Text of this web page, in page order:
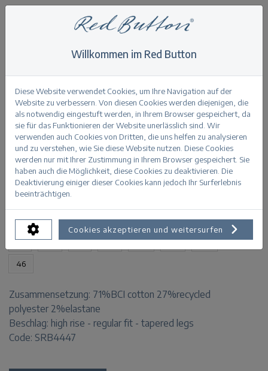
Relax midstone used
Zurück
Relax midstone used
PRODUKTINFORMATION
VERFÜGBARE GRÖSSEN:
32 34 36 38 40 42 44
46
Zusammensetzung: 71%BCI cotton 27%recycled
polyester 2%elastane
Beschlag: high rise - regular fit - tapered legs
Code: SRB4447
Willkommen im Red Button
Diese Website verwendet Cookies, um Ihre Navigation auf der
Website zu verbessern. Von diesen Cookies werden diejenigen, die
als notwendig eingestuft werden, in Ihrem Browser gespeichert, da
sie für das Funktionieren der Website unerlässlich sind. Wir
verwenden auch Cookies von Dritten, die uns helfen zu analysieren
und zu verstehen, wie Sie diese Website nutzen. Diese Cookies
werden nur mit Ihrer Zustimmung in Ihrem Browser gespeichert. Sie
haben auch die Möglichkeit, diese Cookies zu deaktivieren. Die
Deaktivierung einiger dieser Cookies kann jedoch Ihr Surferlebnis
beeinträchtigen.
Cookies akzeptieren und weitersurfen